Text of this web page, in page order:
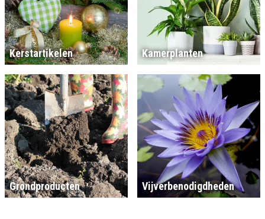
Kerstartikelen Kamerplanten
Grondproducten Vijverbenodigdheden